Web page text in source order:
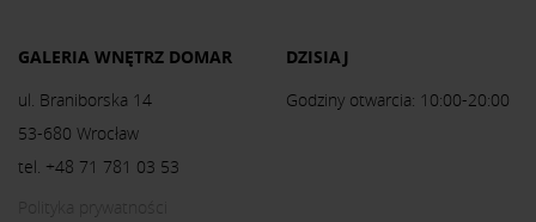
GALERIA WNĘTRZ DOMAR
ul. Braniborska 14
53-680 Wrocław
tel. +48 71 781 03 53
DZISIAJ
Godziny otwarcia: 10:00-20:00